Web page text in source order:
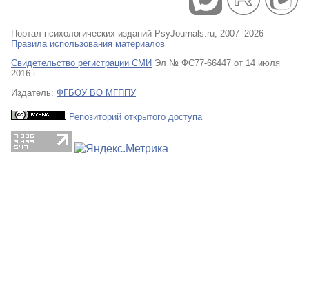
Портал психологических изданий PsyJournals.ru, 2007–2026
Правила использования материалов
Свидетельство регистрации СМИ Эл № ФС77-66447 от 14 июля
2016 г.
Издатель: ФГБОУ ВО МГППУ
Репозиторий открытого доступа